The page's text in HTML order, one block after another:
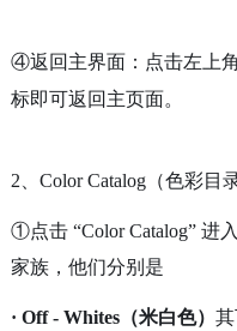
④返回主界面：点击左上
标即可返回主页面。
2、Color Catalog（色彩目录
①点击 “Color Catalog” 进
家族，他们分别是
· Off - Whites（米白色）